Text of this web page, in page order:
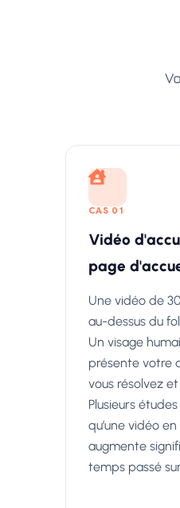
CAS 01
Vidéo
page
Une vidéo de
au-dessus du
Un visage
présente votre
vous résolvez
Plusieurs
qu’une vidéo
augmente
temps passé